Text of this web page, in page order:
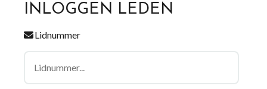
INLOGGEN LEDEN
Lidnummer